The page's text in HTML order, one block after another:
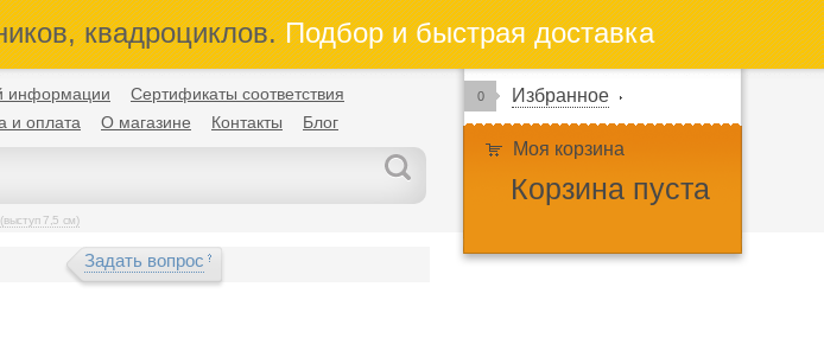
квадроциклов.Подбор и быстрая доставка
информации
Сертификаты соответствия
и оплата О магазине Контакты Блог
7,5 см)
0 Избранное
Моя корзина
Корзина пуста
Задать вопрос